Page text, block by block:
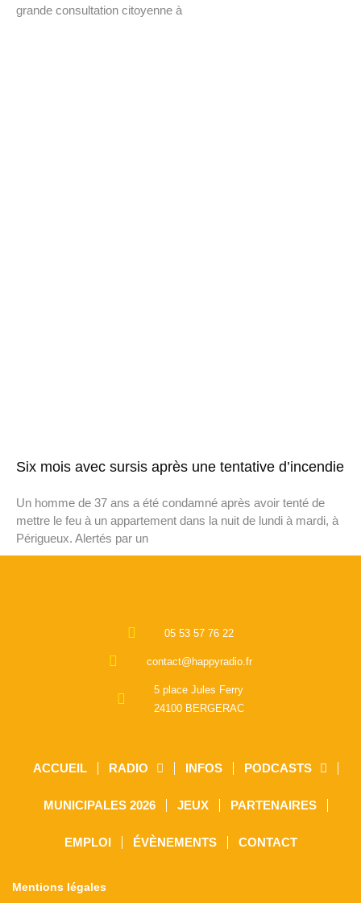
grande consultation citoyenne à
Six mois avec sursis après une tentative d’incendie
Un homme de 37 ans a été condamné après avoir tenté de
mettre le feu à un appartement dans la nuit de lundi à mardi, à
Périgueux. Alertés par un
05 53 57 76 22
contact@happyradio.fr
5 place Jules Ferry
24100 BERGERAC
ACCUEIL RADIO INFOS PODCASTS
MUNICIPALES 2026 JEUX PARTENAIRES
EMPLOI ÉVÈNEMENTS CONTACT
Mentions légales